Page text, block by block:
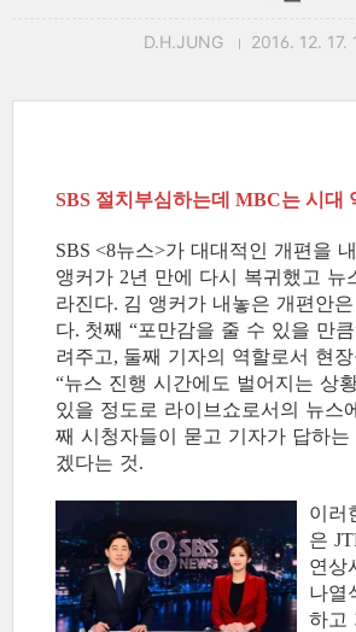
D.H.JUNG 2016. 12. 17.
SBS 절치부심하는데 MBC는 시대
SBS <8뉴스>가 대대적인 개편을
앵커가 2년 만에 다시 복귀했고 뉴
라진다. 김 앵커가 내놓은 개편안
다. 첫째 “포만감을 줄 수 있을 만큼
려주고, 둘째 기자의 역할로서 현
“뉴스 진행 시간에도 벌어지는 상
있을 정도로 라이브쇼로서의 뉴스
째 시청자들이 묻고 기자가 답하
겠다는 것.
이러
은
연상
나열
하고